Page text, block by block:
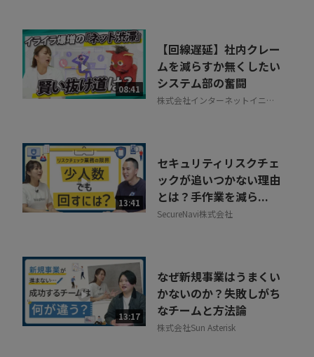
08:41
【回線遅延】社内クレー
ムを減らすか無くしたい
システム部の奮闘
株式会社インターネットイニシ
13:41
セキュリティリスクチェ
ックが追いつかない理由
とは？手作業を減ら...
SecureNavi株式会社
13:17
なぜ新規事業はうまくい
かないのか？失敗しがち
なチームと方法論
株式会社Sun Asterisk